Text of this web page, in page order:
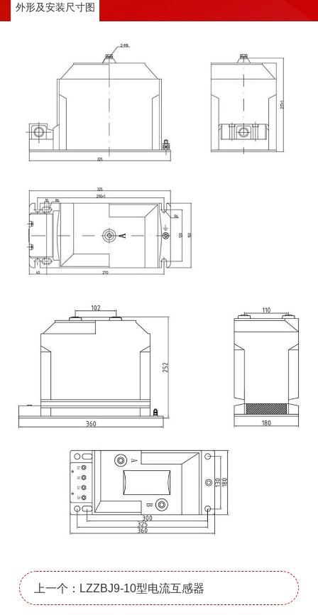
外形及安装尺寸图
上一个：LZZBJ9-10型电流互感器